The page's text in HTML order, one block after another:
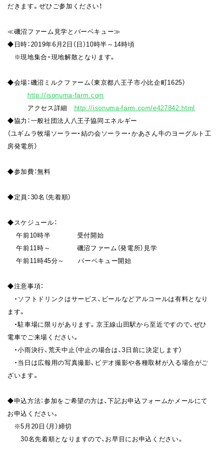
だきます。ぜひご参加ください！
≪磯沼ファーム見学とバーベキュー≫
◆日時：2019年6月2日（日）10時半～14時頃
※現地集合・現地解散となります。
◆会場：磯沼ミルクファーム（東京都八王子市小比企町1625）
http://isonuma-farm.com
アクセス詳細 http://isonuma-farm.com/e427842.html
◆協力：一般社団法人八王子協同エネルギー
（ユギムラ牧場ソーラー・結の会ソーラー・かあさん牛のヨーグルト工
房発電所）
◆参加費：無料
◆定員：30名（先着順）
◆スケジュール：
午前10時半 受付開始
午前11時～ 磯沼ファーム（発電所）見学
午前11時45分～ バーベキュー開始
◆注意事項：
・ソフトドリンクはサービス、ビールなどアルコールは有料となり
ます。
・駐車場に限りがあります。京王線山田駅から至近ですので、ぜひ
電車でご来場ください。
・小雨決行、荒天中止（中止の場合は、3日前に決定します）
・当日は広報用の写真撮影、ビデオ撮影や各種取材が入る場合がご
ざいます。
◆申込方法：参加をご希望の方は、下記お申込フォームかメールにて
お申込ください。
※5月20日（月）締切
30名先着順となりますので、お早目にお申込ください。